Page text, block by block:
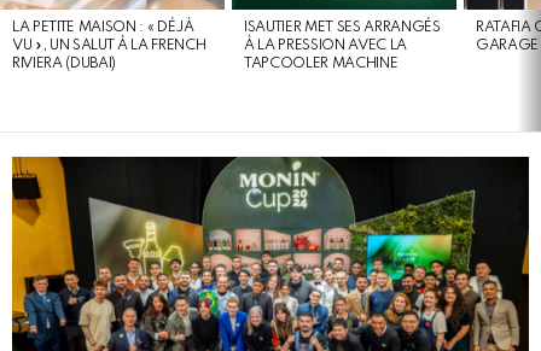
LA PETITE MAISON : « DÉJÀ
VU », UN SALUT À LA FRENCH
RIVIERA (DUBAI)
ISAUTIER MET SES ARRANGÉS
À LA PRESSION AVEC LA
TAPCOOLER MACHINE
RATAFIA
GARAGE